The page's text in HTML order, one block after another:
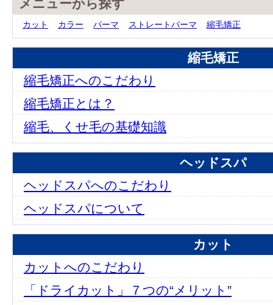
メニューから探す
カット カラー パーマ ストレートパーマ 縮毛矯正
縮毛矯正
縮毛矯正へのこだわり
縮毛矯正とは？
縮毛、くせ毛の基礎知識
ヘッドスパ
ヘッドスパへのこだわり
ヘッドスパについて
カット
カットへのこだわり
「ドライカット」７つの“メリット”